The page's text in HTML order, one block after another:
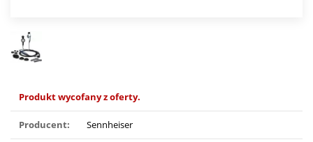
Produkt wycofany z oferty.
Producent: Sennheiser